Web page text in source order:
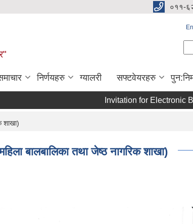
०११-
निर्णयहरु ग्यालरी सफ्टवेयरहरु
Invitation for Electronic Bid
शाखा)
बालबालिका तथा जेष्ठ नागरिक शाखा)